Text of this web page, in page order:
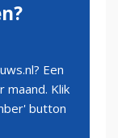
Een
maand. Klik
button